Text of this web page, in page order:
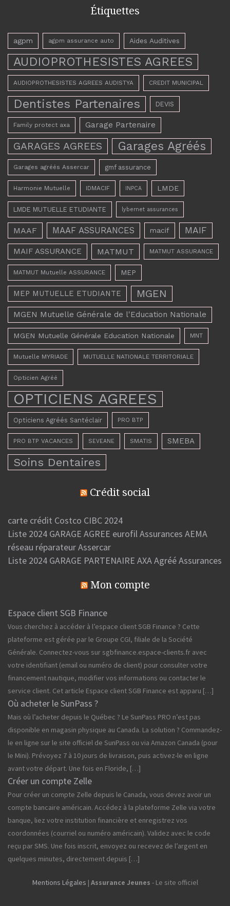
Étiquettes
agpm agpm assurance auto Aides Auditives
AUDIOPROTHESISTES AGREES
AUDIOPROTHESISTES AGREES AUDISTYA CREDIT MUNICIPAL
Dentistes Partenaires DEVIS
Family protect axa Garage Partenaire
GARAGES AGREES Garages Agréés
Garages agréés Assercar gmf assurance
Harmonie Mutuelle IDMACIF INPCA LMDE
LMDE MUTUELLE ETUDIANTE lybernet assurances
MAAF MAAF ASSURANCES macif MAIF
MAIF ASSURANCE MATMUT MATMUT ASSURANCE
MATMUT Mutuelle ASSURANCE MEP
MEP MUTUELLE ETUDIANTE MGEN
MGEN Mutuelle Générale de l'Education Nationale
MGEN Mutuelle Générale Education Nationale MNT
Mutuelle MYRIADE MUTUELLE NATIONALE TERRITORIALE
Opticien Agréé
OPTICIENS AGREES
Opticiens Agréés Santéclair PRO BTP
PRO BTP VACANCES SEVEANE SMATIS SMEBA
Soins Dentaires
Crédit social
carte crédit Costco CIBC 2024
Liste 2024 GARAGE AGREE eurofil Assurances AEMA
réseau réparateur Assercar
Liste 2024 GARAGE PARTENAIRE AXA Agréé Assurances
Mon compte
Espace client SGB Finance
Vous cherchez à accéder à l’espace client SGB Finance ? Cette
plateforme est gérée par le Groupe CGI, filiale de la Société
Générale. Connectez-vous sur sgbfinance.espace-clients.fr avec
votre identifiant (email ou numéro de client) pour consulter votre
financement nautique, modifier vos informations ou contacter le
service client. Cet article Espace client SGB Finance est apparu […]
Où acheter le SunPass ?
Mais où l’acheter depuis le Québec ? Le SunPass PRO n’est pas
disponible en magasin physique au Canada. La solution ? Commandez-
le en ligne sur le site officiel de SunPass ou via Amazon Canada (pour
le Mini). Prévoyez 7 à 10 jours de livraison, puis activez-le en ligne
avant votre départ. Une fois en Floride, […]
Créer un compte Zelle
Pour créer un compte Zelle depuis le Canada, vous devez avoir un
compte bancaire américain. Accédez à la plateforme Zelle via votre
banque, liez votre institution financière et enregistrez vos
coordonnées (courriel ou numéro américain). Validez avec le code
reçu par SMS. Une fois inscrit, envoyez ou recevez de l’argent en
quelques minutes, directement depuis […]
Mentions Légales | Assurance Jeunes - Le site officiel